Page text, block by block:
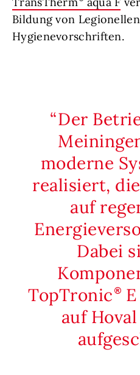
Bildung von
Hygienevorschriften.
Der
moderne
realisiert,
auf
Dabei
TopTronic
auf